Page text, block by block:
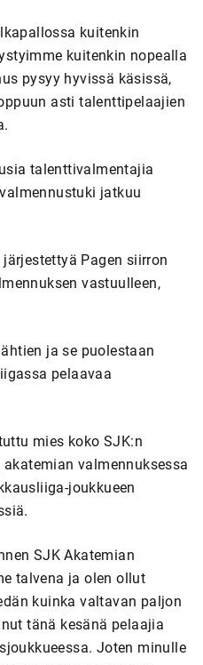
kuitenkin
kuitenkin nopealla
pysyy hyvissä käsissä,
asti talenttipelaajien
talenttivalmentajia
jatkuu
Pagen siirron
vastuulleen,
ja se puolestaan
pelaavaa
mies koko SJK:n
valmennuksessa
joukkueen
SJK Akatemian
talvena ja olen ollut
kuinka valtavan paljon
tänä kesänä pelaajia
Joten minulle